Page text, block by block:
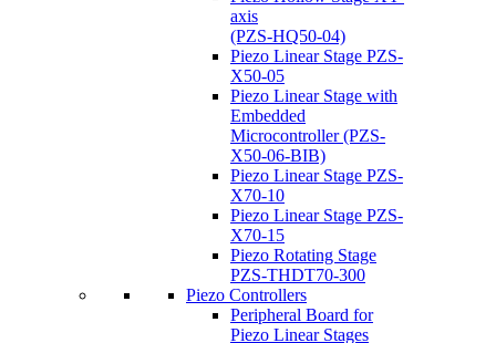
axis
(PZS-HQ50-04)
Piezo Linear Stage PZS-
X50-05
Piezo Linear Stage with
Embedded
Microcontroller (PZS-
X50-06-BIB)
Piezo Linear Stage PZS-
X70-10
Piezo Linear Stage PZS-
X70-15
Piezo Rotating Stage
PZS-THDT70-300
Piezo Controllers
Peripheral Board for
Piezo Linear Stages